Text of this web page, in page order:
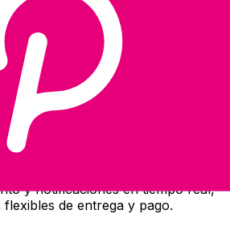
dinero internacionales Xe
y notificaciones en tiempo real,
de entrega y pago.